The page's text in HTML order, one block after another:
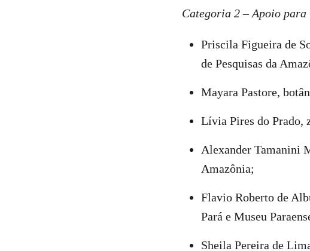
Categoria 2 – Apoio
Priscila Figueira de
de Pesquisas da
Mayara Pastore,
Lívia Pires do Prado,
Alexander Tamanini
Amazônia;
Flavio Roberto de
Pará e Museu
Sheila Pereira de